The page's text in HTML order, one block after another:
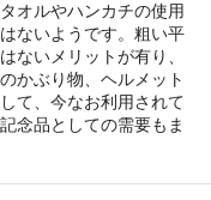
オルやハンカチの使用
ないようです。粗い平
ないメリットが有り、
かぶり物、ヘルメット
て、今なお利用されて
念品としての需要もま